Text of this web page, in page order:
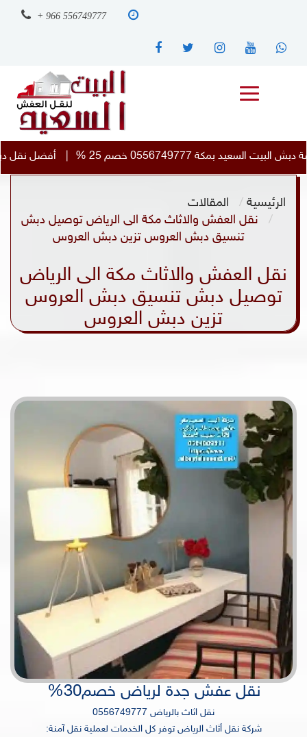
+ 966 556749777
| أفضل نقل دبش العروسة دبش البيت السعيد مكة الى
الرئيسية
المقالات
نقل العفش والاثاث مكة الى الرياض توصيل دبش
تنسيق دبش العروس تزين دبش العروس
نقل العفش والاثاث مكة الى الرياض
توصيل دبش تنسيق دبش العروس
تزين دبش العروس
نقل عفش جدة لرياض خصم30%
نقل اثاث بالرياض 0556749777
شركة نقل أثاث الرياض توفر كل الخدمات لعملية نقل آمنة: